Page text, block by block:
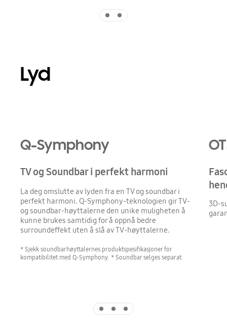
Lyd
Q-Symphony
TV og Soundbar i perfekt harmoni
La deg omslutte av lyden fra en TV og soundbar i
perfekt harmoni. Q-Symphony-teknologien gir TV-
og soundbar-høyttalerne den unike muligheten å
kunne brukes samtidig for å oppnå bedre
surroundeffekt uten å slå av TV-høyttalerne.
* Sjekk soundbarhøyttalernes produktspesifikasjoner for
kompatibilitet med Q-Symphony. * Soundbar selges separat.
3D-